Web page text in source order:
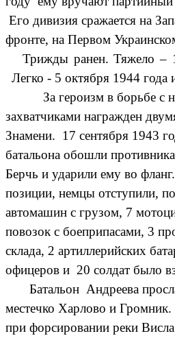
Его дивизия сражается на
фронте, на Первом
Трижды ранен. Тяжело –
Легко - 5 октября 1944 года
За героизм в борьбе с
захватчиками награжден
Знамени. 17 сентября 1943
батальона обошли
Берчь и ударили ему во
позиции, немцы отступили,
автомашин с грузом, 7
повозок с боеприпасами, 3
склада, 2 артиллерийских
офицеров и 20 солдат было
Батальон Андреева
местечко Харлово и
при форсировании реки